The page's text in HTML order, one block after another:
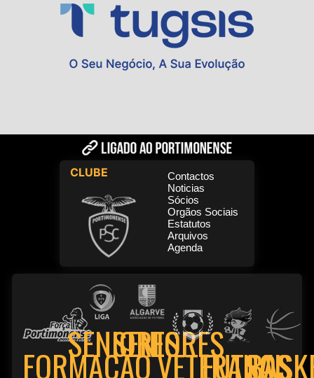
CLUBE
Contactos
Noticias
Sócios
Orgãos Sociais
Estatutos
Arquivos
Agenda
FORMAÇÃO
SENIORES
SENIORES
VETERANOS
FUTSAL